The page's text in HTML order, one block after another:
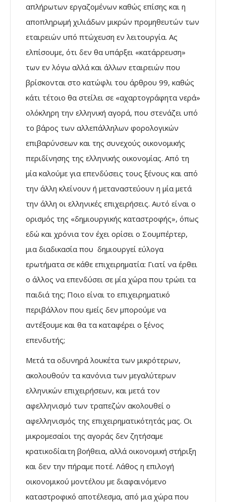
απλήρωτων εργαζομένων καθώς επίσης και η
αποπληρωμή χιλιάδων μικρών προμηθευτών των
εταιρειών υπό πτώχευση εν λειτουργία. Ας
ελπίσουμε, ότι δεν θα υπάρξει «κατάρρευση»
των εν λόγω αλλά και άλλων εταιρειών που
βρίσκονται στο κατώφλι του άρθρου 99, καθώς
κάτι τέτοιο θα στείλει σε «αχαρτογράφητα νερά»
ολόκληρη την ελληνική αγορά, που στενάζει υπό
το βάρος των αλλεπάλληλων φορολογικών
επιβαρύνσεων και της συνεχούς οικονομικής
περιδίνησης της ελληνικής οικονομίας. Από τη
μία καλούμε για επενδύσεις τους ξένους και από
την άλλη κλείνουν ή μεταναστεύουν η μία μετά
την άλλη οι ελληνικές επιχειρήσεις. Αυτό είναι ο
ορισμός της «δημιουργικής καταστροφής», όπως
εδώ και χρόνια τον έχει ορίσει ο Σουμπέρτερ,
μια διαδικασία που δημιουργεί εύλογα
ερωτήματα σε κάθε επιχειρηματία: Γιατί να έρθει
ο άλλος να επενδύσει σε μία χώρα που τρώει τα
παιδιά της; Ποιο είναι το επιχειρηματικό
περιβάλλον που εμείς δεν μπορούμε να
αντέξουμε και θα τα καταφέρει ο ξένος
επενδυτής;
Μετά τα οδυνηρά λουκέτα των μικρότερων,
ακολουθούν τα κανόνια των μεγαλύτερων
ελληνικών επιχειρήσεων, και μετά τον
αφελληνισμό των τραπεζών ακολουθεί ο
αφελληνισμός της επιχειρηματικότητάς μας. Οι
μικρομεσαίοι της αγοράς δεν ζητήσαμε
κρατικοδίαιτη βοήθεια, αλλά οικονομική στήριξη
και δεν την πήραμε ποτέ. Λάθος η επιλογή
οικονομικού μοντέλου με διαφαινόμενο
καταστροφικό αποτέλεσμα, από μια χώρα που